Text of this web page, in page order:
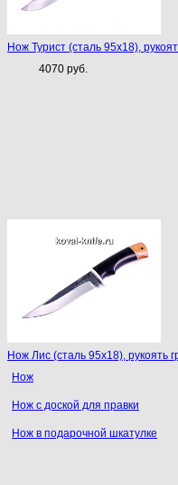
Нож Турист (сталь 95х18),
4070 руб.
Нож Лис (сталь 95х18), рукоять
Нож
Нож с доской для правки
Нож в подарочной шкатулке